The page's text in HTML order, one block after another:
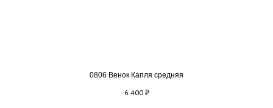
0806 Венок Капля средняя
6 400 ₽